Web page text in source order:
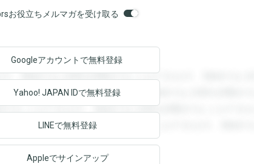
お役立ちメルマガを受け取る
。登録すると回答を閲覧することができます。登録すると回
回答を閲覧することができます。登録すると回答を閲覧する
ることができます。登録すると回答を閲覧することができま
ます。登録すると回答を閲覧することができます。登録する
Googleアカウントで無料登録
Yahoo! JAPAN IDで無料登録
LINEで無料登録
Appleでサインアップ